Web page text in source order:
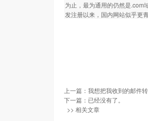
为止，最为通用的仍然是.com
发注册以来，国内网站似乎
上一篇： 我想把我收到的邮件
下一篇：已经没有了。
>> 相关文章